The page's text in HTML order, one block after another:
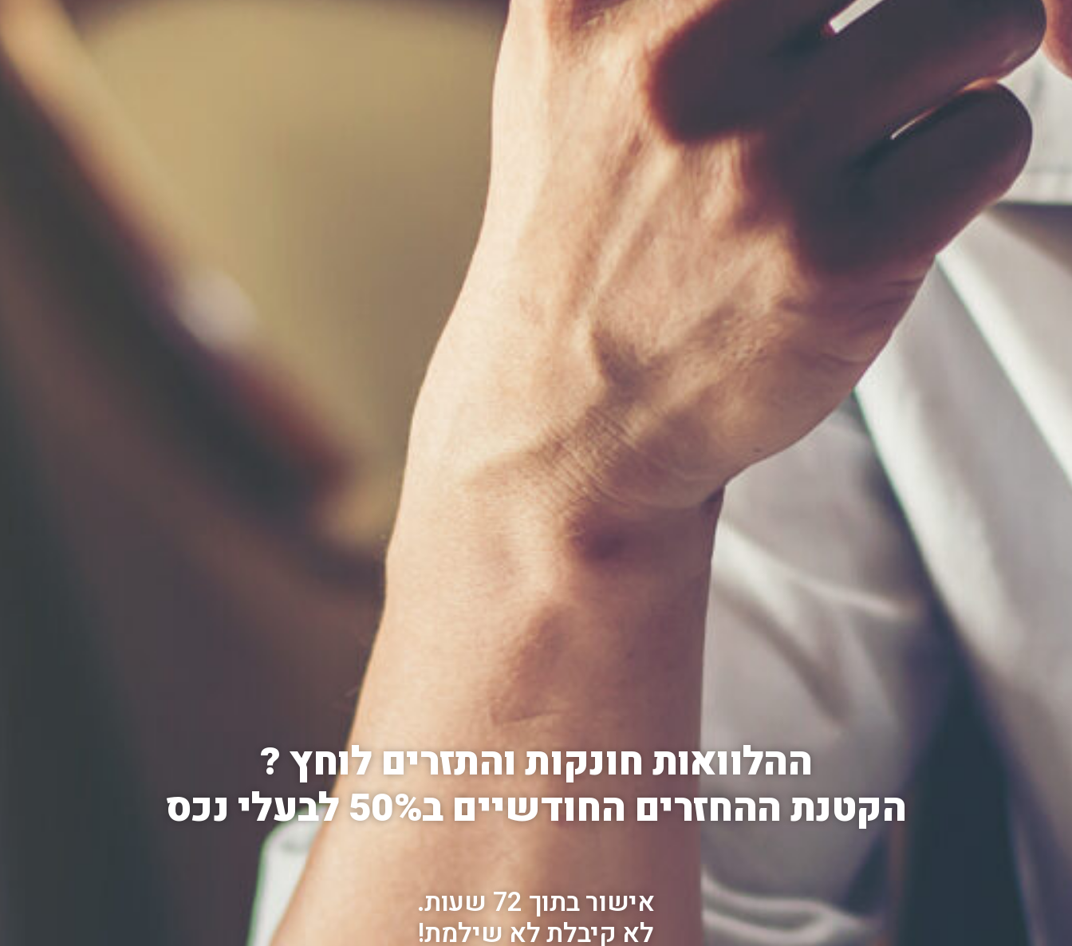
ההלוואות חונקות והתזרים לוחץ ?
הקטנת ההחזרים החודשיים ב50% לבעלי נכס
אישור בתוך 72 שעות.
לא קיבלת לא שילמת!